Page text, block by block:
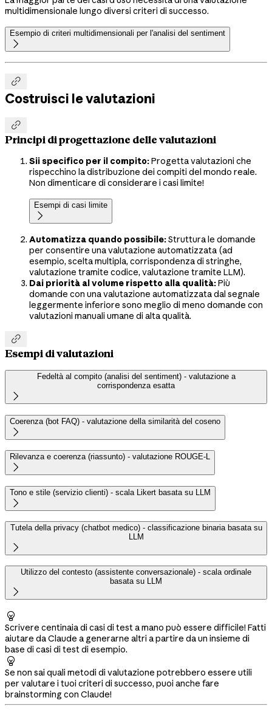
multidimensionale lungo diversi criteri di successo.
Esempio di criteri multidimensionali per l'analisi del sentiment


Costruisci le valutazioni

Principi di progettazione delle valutazioni
Sii specifico per il compito:Progetta valutazioni che
rispecchino la distribuzione dei compiti del mondo reale.
Non dimenticare di considerare i casi limite!
Esempi di casi limite

Automatizza quando possibile:Struttura le domande
per consentire una valutazione automatizzata (ad
esempio, scelta multipla, corrispondenza di stringhe,
valutazione tramite codice, valutazione tramite LLM).
Dai priorità al volume rispetto alla qualità:Più
domande con una valutazione automatizzata dal segnale
leggermente inferiore sono meglio di meno domande con
valutazioni manuali umane di alta qualità.

Esempi di valutazioni
Fedeltà al compito (analisi del sentiment) - valutazione a
corrispondenza esatta

Coerenza (bot FAQ) - valutazione della similarità del coseno

Rilevanza e coerenza (riassunto) - valutazione ROUGE-L

Tono e stile (servizio clienti) - scala Likert basata su LLM

Tutela della privacy (chatbot medico) - classificazione binaria basata su
LLM

Utilizzo del contesto (assistente conversazionale) - scala ordinale
basata su LLM


Scrivere centinaia di casi di test a mano può essere difficile! Fatti
aiutare da Claude a generarne altri a partire da un insieme di
base di casi di test di esempio.

Se non sai quali metodi di valutazione potrebbero essere utili
per valutare i tuoi criteri di successo, puoi anche fare
brainstorming con Claude!